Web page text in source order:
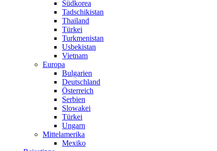
Südkorea
Tadschikistan
Thailand
Türkei
Turkmenistan
Usbekistan
Vietnam
Europa
Bulgarien
Deutschland
Österreich
Serbien
Slowakei
Türkei
Ungarn
Mittelamerika
Mexiko